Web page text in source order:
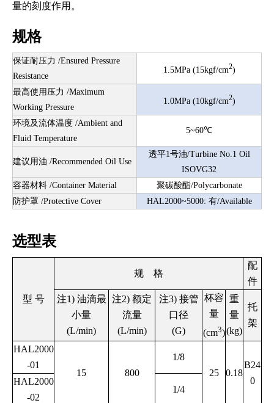
量的刻度作用。
规格
保证耐压力 /Ensured Pressure
Resistance
1.5MPa (15kgf/cm2)
最高使用压力 /Maximum
Working Pressure
1.0MPa(10kgf/cm2)
环境及流体温度 /Ambient and
Fluid Temperature
5~60℃
建议用油 /Recommended Oil Use
透平1号油/Turbine No.1 Oil
ISOVG32
容器材料 /Container Material
聚碳酸酯/Polycarbonate
防护罩 /Protective Cover
HAL2000~5000: 有/Available
选型表
型 号
规 格
配
件
注1) 油滴最
小量
(L/min)
注2) 额定
流量
(L/min)
注3) 接管
口径
(G)
杯容
量
(cm3)
重
量
(kg)
托
架
HAL2000
-01
15 800
1/8
25
0.18
B24
0
HAL2000
-02
1/4